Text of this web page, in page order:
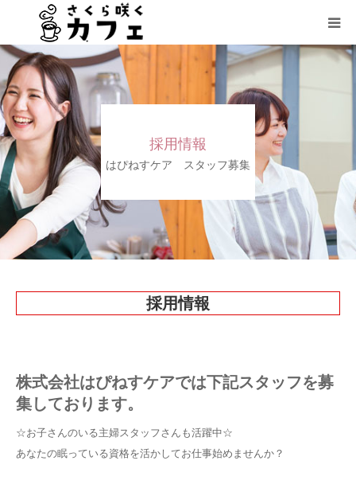
採用情報
はぴねすケア スタッフ募集
採用情報
株式会社はぴねすケアでは下記スタッフを募
集しております。
☆お子さんのいる主婦スタッフさんも活躍中☆
あなたの眠っている資格を活かしてお仕事始めませんか？
ケアーセンターさくら
私たちの思い
福祉事業
会社情報
お問い合わせ
ブログ